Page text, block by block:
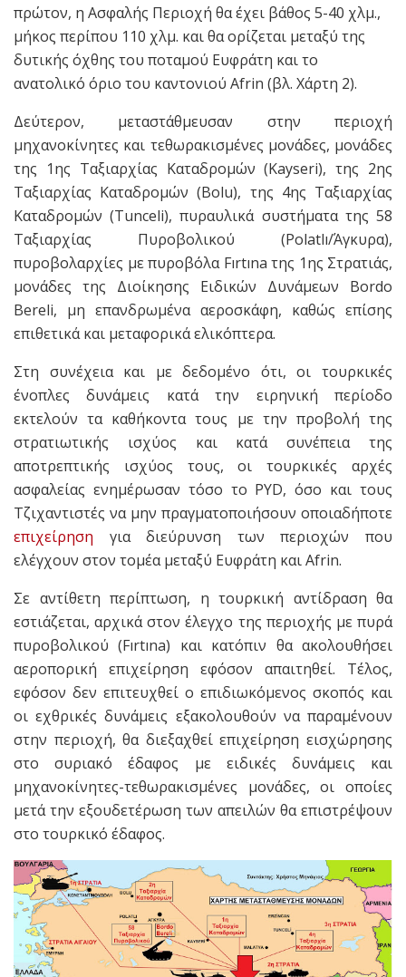
πρώτον, η Ασφαλής Περιοχή θα έχει βάθος 5-40 χλμ.,
μήκος περίπου 110 χλμ. και θα ορίζεται μεταξύ της
δυτικής όχθης του ποταμού Ευφράτη και το
ανατολικό όριο του καντονιού Afrin (βλ. Χάρτη 2).
Δεύτερον, μεταστάθμευσαν στην περιοχή
μηχανοκίνητες και τεθωρακισμένες μονάδες, μονάδες
της 1ης Ταξιαρχίας Καταδρομών (Kayseri), της 2ης
Ταξιαρχίας Καταδρομών (Bolu), της 4ης Ταξιαρχίας
Καταδρομών (Tunceli), πυραυλικά συστήματα της 58
Ταξιαρχίας Πυροβολικού (Polatlı/Άγκυρα),
πυροβολαρχίες με πυροβόλα Fırtına της 1ης Στρατιάς,
μονάδες της Διοίκησης Ειδικών Δυνάμεων Bordo
Bereli, μη επανδρωμένα αεροσκάφη, καθώς επίσης
επιθετικά και μεταφορικά ελικόπτερα.
Στη συνέχεια και με δεδομένο ότι, οι τουρκικές
ένοπλες δυνάμεις κατά την ειρηνική περίοδο
εκτελούν τα καθήκοντα τους με την προβολή της
στρατιωτικής ισχύος και κατά συνέπεια της
αποτρεπτικής ισχύος τους, οι τουρκικές αρχές
ασφαλείας ενημέρωσαν τόσο το PYD, όσο και τους
Τζιχαντιστές να μην πραγματοποιήσουν οποιαδήποτε
επιχείρηση για διεύρυνση των περιοχών που
ελέγχουν στον τομέα μεταξύ Ευφράτη και Afrin.
Σε αντίθετη περίπτωση, η τουρκική αντίδραση θα
εστιάζεται, αρχικά στον έλεγχο της περιοχής με πυρά
πυροβολικού (Fırtına) και κατόπιν θα ακολουθήσει
αεροπορική επιχείρηση εφόσον απαιτηθεί. Τέλος,
εφόσον δεν επιτευχθεί ο επιδιωκόμενος σκοπός και
οι εχθρικές δυνάμεις εξακολουθούν να παραμένουν
στην περιοχή, θα διεξαχθεί επιχείρηση εισχώρησης
στο συριακό έδαφος με ειδικές δυνάμεις και
μηχανοκίνητες-τεθωρακισμένες μονάδες, οι οποίες
μετά την εξουδετέρωση των απειλών θα επιστρέψουν
στο τουρκικό έδαφος.